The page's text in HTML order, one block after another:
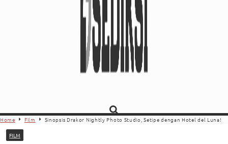
Home Film Sinopsis Drakor Nightly Photo Studio, Setipe dengan Hotel del Luna!
FILM